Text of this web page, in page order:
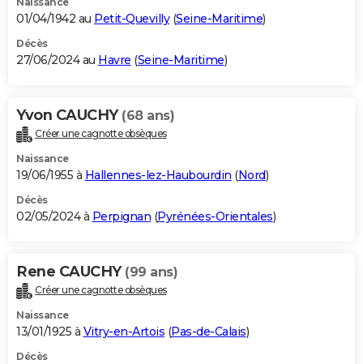
01/04/1942 au Petit-Quevilly(Seine-Maritime)
Décès
27/06/2024 au Havre (Seine-Maritime)
Yvon CAUCHY (68 ans)
Créer une cagnotte obsèques
Naissance
19/06/1955 à Hallennes-lez-Haubourdin (Nord)
Décès
02/05/2024 à Perpignan (Pyrénées-Orientales)
Rene CAUCHY (99 ans)
Créer une cagnotte obsèques
Naissance
13/01/1925 à Vitry-en-Artois (Pas-de-Calais)
Décès